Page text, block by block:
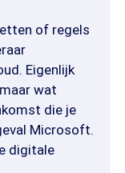
of regels
Eigenlijk
wat
die je
Microsoft.
digitale